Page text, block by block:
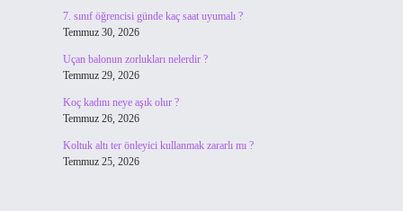
7. sınıf öğrencisi günde kaç saat uyumalı ?
Temmuz 30, 2026
Uçan balonun zorlukları nelerdir ?
Temmuz 29, 2026
Koç kadını neye aşık olur ?
Temmuz 26, 2026
Koltuk altı ter önleyici kullanmak zararlı mı ?
Temmuz 25, 2026